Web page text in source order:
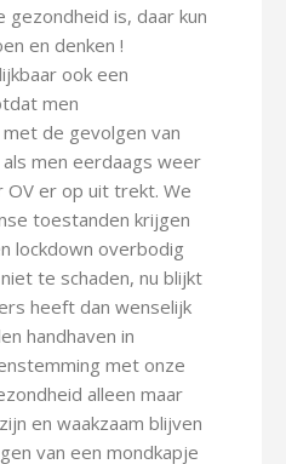
gezondheid is, daar kun
en denken !
ook een
men
de gevolgen van
men eerdaags weer
er op uit trekt. We
toestanden krijgen
lockdown overbodig
te schaden, nu blijkt
heeft dan wenselijk
handhaven in
met onze
alleen maar
en waakzaam blijven
van een mondkapje